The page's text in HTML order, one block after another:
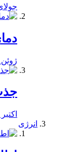
جولای 1,
ژوئن 25, 2020
اکتبر 21, 2019
انرژی